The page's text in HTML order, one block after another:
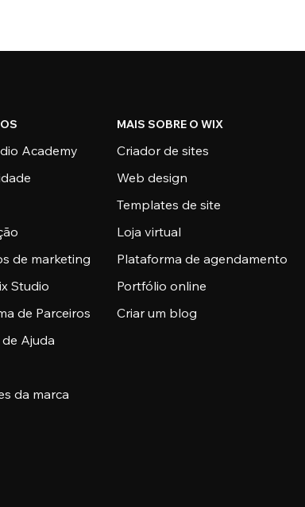
Academy
de marketing
Studio
de Parceiros
Ajuda
da marca
MAIS SOBRE O WIX
Criador de sites
Web design
Templates de site
Loja virtual
Plataforma de agendamento
Portfólio online
Criar um blog